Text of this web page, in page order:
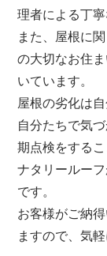
理者による丁
また、屋根に
の大切なお住
いています。
屋根の劣化は
自分たちで気
期点検をする
ナタリールー
です。
お客様がご納
ますので、気